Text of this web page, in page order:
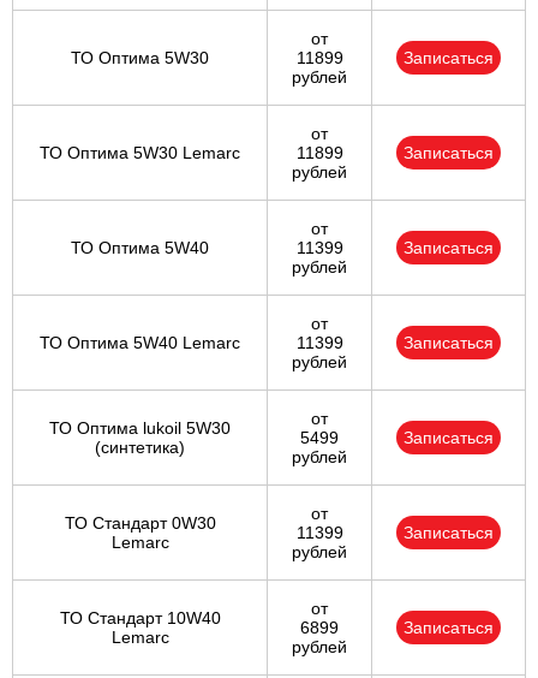
ТО Оптима 5W30
от
11899
рублей
Записаться
ТО Оптима 5W30 Lemarc
от
11899
рублей
Записаться
ТО Оптима 5W40
от
11399
рублей
Записаться
ТО Оптима 5W40 Lemarc
от
11399
рублей
Записаться
ТО Оптима lukoil 5W30
(синтетика)
от
5499
рублей
Записаться
ТО Стандарт 0W30
Lemarc
от
11399
рублей
Записаться
ТО Стандарт 10W40
Lemarc
от
6899
рублей
Записаться